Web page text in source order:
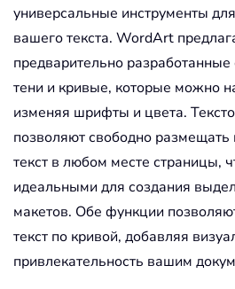
универсальные инструменты
вашего текста. WordArt
предварительно разработанные
тени и кривые, которые можно
изменяя шрифты и цвета.
позволяют свободно
текст в любом месте страницы,
идеальными для создания
макетов. Обе функции
текст по кривой, добавляя
привлекательность вашим